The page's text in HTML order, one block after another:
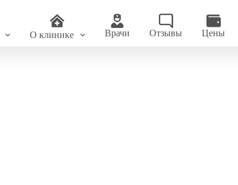
О клинике Врачи Отзывы Цены